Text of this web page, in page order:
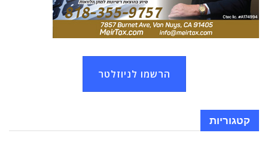
הרשמו לניוזלטר
קטגוריות